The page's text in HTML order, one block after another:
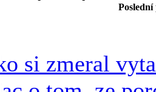
si zmeral